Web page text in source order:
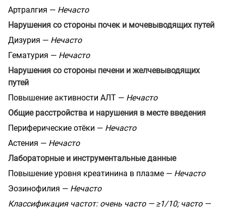
Артралгия — Нечасто
Нарушения со стороны почек и мочевыводящих путей
Дизурия — Нечасто
Гематурия — Нечасто
Нарушения со стороны печени и желчевыводящих
путей
Повышение активности АЛТ — Нечасто
Общие расстройства и нарушения в месте введения
Периферические отёки — Нечасто
Астения — Нечасто
Лабораторные и инструментальные данные
Повышение уровня креатинина в плазме — Нечасто
Эозинофилия — Нечасто
Классификация частот: очень часто — ≥1/10; часто —